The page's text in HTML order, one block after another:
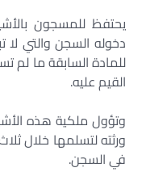
يحتفظ للمسجون
دخوله السجن والتي لا
للمادة السابقة ما لم
القيم عليه.
وتؤول ملكية هذه
ورثته لتسلمها خلال
في السجن.